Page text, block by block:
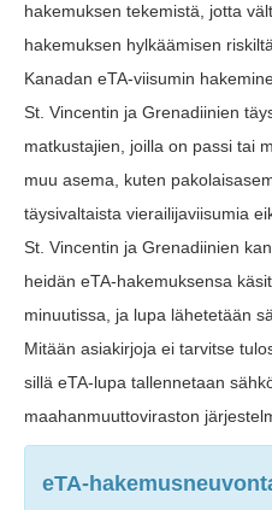
hakemuksen tekemistä, jotta
hakemuksen hylkäämisen riskiltä.
Kanadan eTA-viisumin
St. Vincentin ja Grenadiinien
matkustajien, joilla on passi tai
muu asema, kuten
täysivaltaista vierailijaviisumia
St. Vincentin ja Grenadiinien
heidän eTA-hakemuksensa
minuutissa, ja lupa lähetetään
Mitään asiakirjoja ei tarvitse
sillä eTA-lupa tallennetaan
maahanmuuttoviraston
eTA-